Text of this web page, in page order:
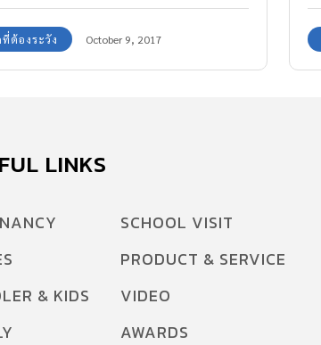
ที่ต้องระวัง October 9, 2017
LINKS
& KIDS
SCHOOL VISIT
PRODUCT & SERVICE
VIDEO
AWARDS